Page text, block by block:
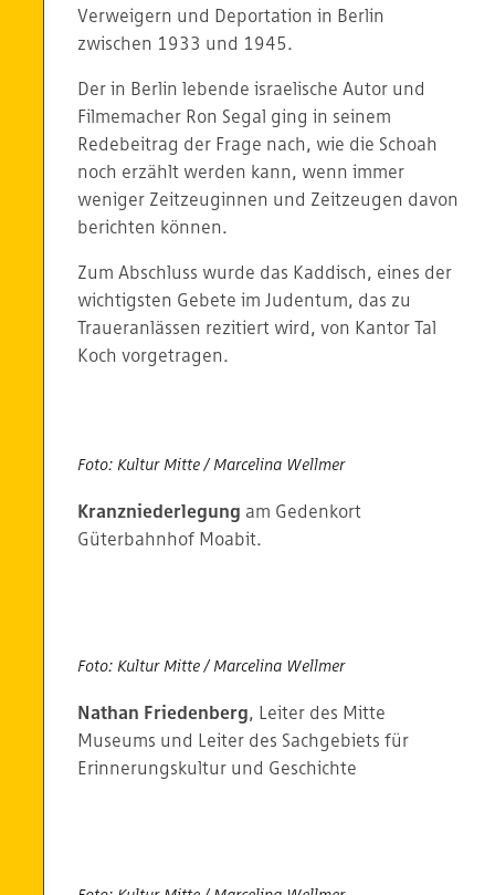
Verweigern und Deportation in Berlin
zwischen 1933 und 1945.
Der in Berlin lebende israelische Autor und
Filmemacher Ron Segal ging in seinem
Redebeitrag der Frage nach, wie die Schoah
noch erzählt werden kann, wenn immer
weniger Zeitzeuginnen und Zeitzeugen davon
berichten können.
Zum Abschluss wurde das Kaddisch, eines der
wichtigsten Gebete im Judentum, das zu
Traueranlässen rezitiert wird, von Kantor Tal
Koch vorgetragen.
Foto: Kultur Mitte / Marcelina Wellmer
Kranzniederlegung am Gedenkort
Güterbahnhof Moabit.
Foto: Kultur Mitte / Marcelina Wellmer
Nathan Friedenberg, Leiter des Mitte
Museums und Leiter des Sachgebiets für
Erinnerungskultur und Geschichte